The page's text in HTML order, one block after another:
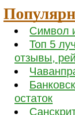
Символ
Топ 5
отзывы,
остаток